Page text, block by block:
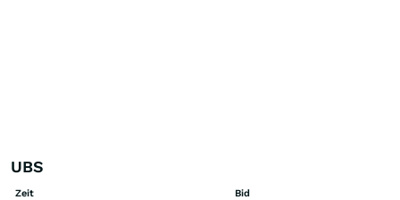
UBS
Zeit Bid